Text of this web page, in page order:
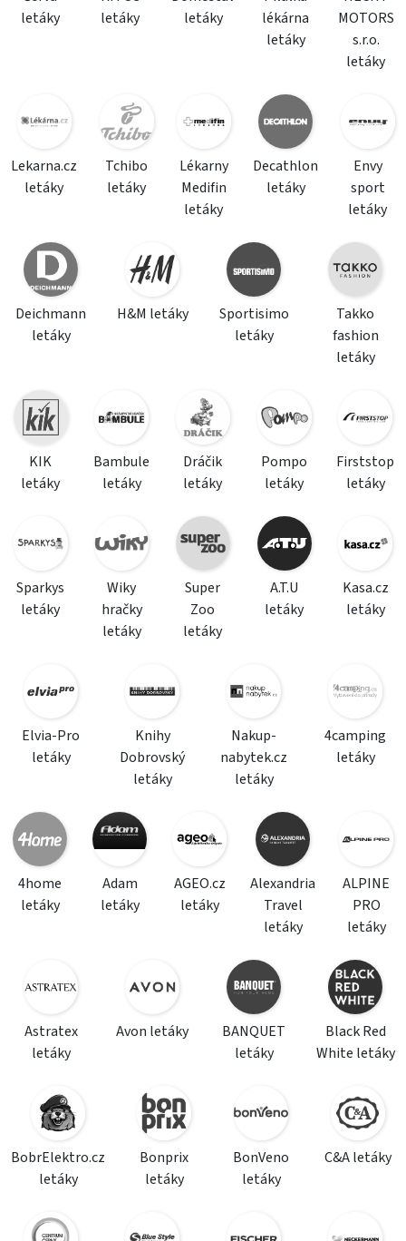
letáky
letáky
letáky
lékárna
letáky
MOTORS
s.r.o.
letáky
Lekarna.cz
letáky
Tchibo
letáky
Lékarny
Medifin
letáky
Decathlon
letáky
Envy
sport
letáky
Deichmann
letáky
H&M letáky
Sportisimo
letáky
Takko
fashion
letáky
KIK
letáky
Bambule
letáky
Dráčik
letáky
Pompo
letáky
Firststop
letáky
Sparkys
letáky
Wiky
hračky
letáky
Super
Zoo
letáky
A.T.U
letáky
Kasa.cz
letáky
Elvia-Pro
letáky
Knihy
Dobrovský
letáky
Nakup-
nabytek.cz
letáky
4camping
letáky
4home
letáky
Adam
letáky
AGEO.cz
letáky
Alexandria
Travel
letáky
ALPINE
PRO
letáky
Astratex
letáky
Avon letáky
BANQUET
letáky
Black Red
White letáky
BobrElektro.cz
letáky
Bonprix
letáky
BonVeno
letáky
C&A letáky